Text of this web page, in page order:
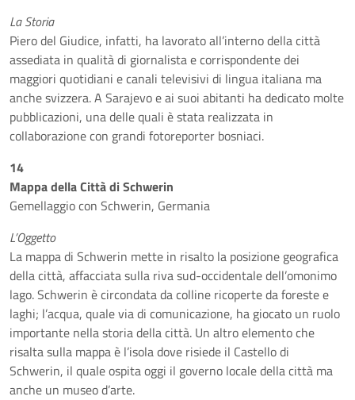
La Storia
Piero del Giudice, infatti, ha lavorato all’interno della città
assediata in qualità di giornalista e corrispondente dei
maggiori quotidiani e canali televisivi di lingua italiana ma
anche svizzera. A Sarajevo e ai suoi abitanti ha dedicato molte
pubblicazioni, una delle quali è stata realizzata in
collaborazione con grandi fotoreporter bosniaci.
14
Mappa della Città di Schwerin
Gemellaggio con Schwerin, Germania
L’Oggetto
La mappa di Schwerin mette in risalto la posizione geografica
della città, affacciata sulla riva sud-occidentale dell’omonimo
lago. Schwerin è circondata da colline ricoperte da foreste e
laghi; l’acqua, quale via di comunicazione, ha giocato un ruolo
importante nella storia della città. Un altro elemento che
risalta sulla mappa è l’isola dove risiede il Castello di
Schwerin, il quale ospita oggi il governo locale della città ma
anche un museo d’arte.